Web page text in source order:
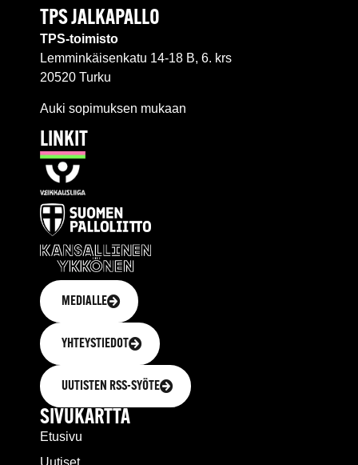
TPS JALKAPALLO
TPS-toimisto
Lemminkäisenkatu 14-18 B, 6. krs
20520 Turku
Auki sopimuksen mukaan
LINKIT
MEDIALLE
YHTEYSTIEDOT
UUTISTEN RSS-SYÖTE
SIVUKARTTA
Etusivu